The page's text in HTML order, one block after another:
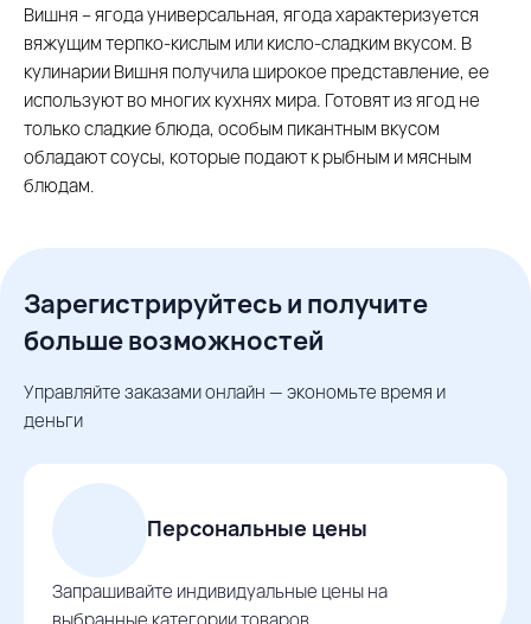
Вишня – ягода универсальная, ягода характеризуется
вяжущим терпко-кислым или кисло-сладким вкусом. В
кулинарии Вишня получила широкое представление, ее
используют во многих кухнях мира. Готовят из ягод не
только сладкие блюда, особым пикантным вкусом
обладают соусы, которые подают к рыбным и мясным
блюдам.
Зарегистрируйтесь и получите
больше возможностей
Управляйте заказами онлайн — экономьте время и
деньги
Персональные цены
Запрашивайте индивидуальные цены на